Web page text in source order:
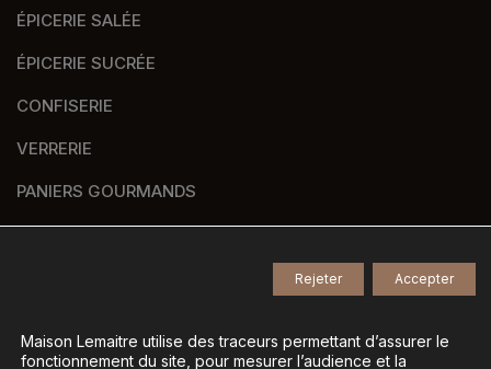
ÉPICERIE SALÉE
ÉPICERIE SUCRÉE
CONFISERIE
VERRERIE
PANIERS GOURMANDS
NOS MARQUES
© 2026 Tous droits réservés -
Maison Lemaitre utilise des traceurs permettant d’assurer le
fonctionnement du site, pour mesurer l’audience et la
Accepter
Rejeter